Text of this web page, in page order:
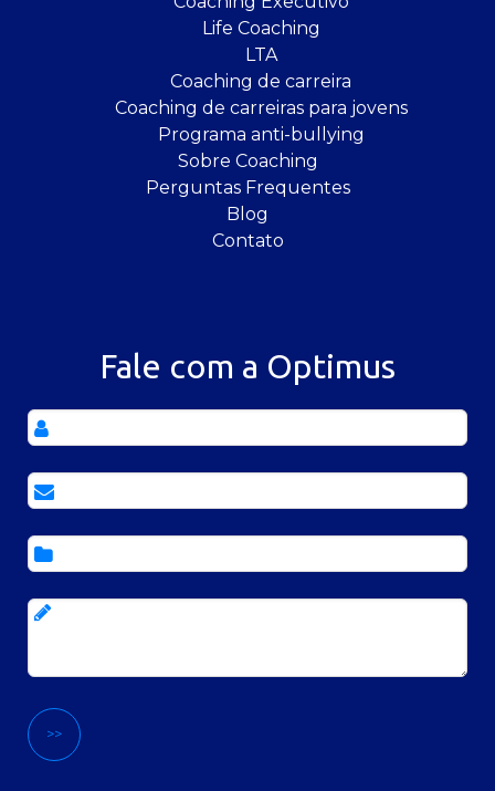
Life Coaching
LTA
Coaching de carreira
Coaching de carreiras para jovens
Programa anti-bullying
Sobre Coaching
Perguntas Frequentes
Blog
Contato
Fale com a Optimus